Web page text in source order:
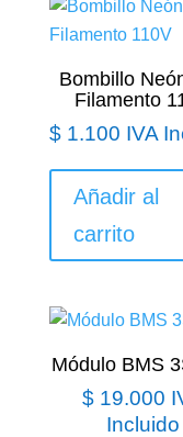
Bombillo
Filamento
$ 1.100 IVA
Añadir al
carrito
Módulo BMS
$ 19.000
Incluido